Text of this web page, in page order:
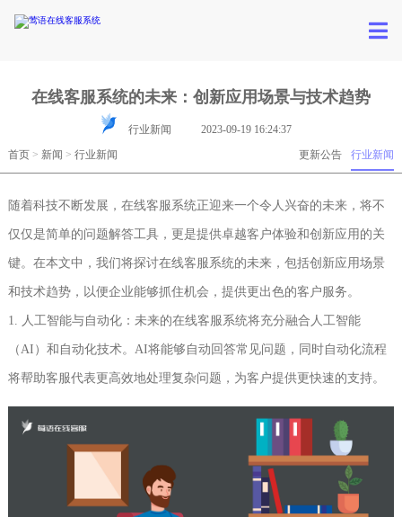
在线客服系统的未来：创新应用场景与技术趋势
行业新闻
2023-09-19 16:24:37
行业新闻
更新公告
首页> 新闻 > 行业新闻
随着科技不断发展，在线客服系统正迎来一个令人兴奋的未来，将不
仅仅是简单的问题解答工具，更是提供卓越客户体验和创新应用的关
键。在本文中，我们将探讨在线客服系统的未来，包括创新应用场景
和技术趋势，以便企业能够抓住机会，提供更出色的客户服务。
1. 人工智能与自动化：未来的在线客服系统将充分融合人工智能
（AI）和自动化技术。AI将能够自动回答常见问题，同时自动化流程
将帮助客服代表更高效地处理复杂问题，为客户提供更快速的支持。